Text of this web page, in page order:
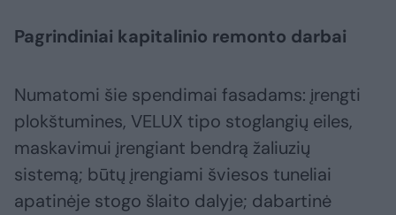
Pagrindiniai kapitalinio remonto darbai
Numatomi šie spendimai fasadams: įrengti
plokštumines, VELUX tipo stoglangių eiles,
maskavimui įrengiant bendrą žaliuzių
sistemą; būtų įrengiami šviesos tuneliai
apatinėje stogo šlaito dalyje; dabartinė